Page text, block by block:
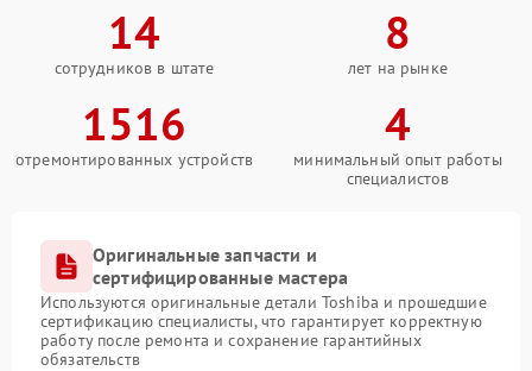
14
сотрудников в штате
8
лет на рынке
1516
отремонтированных устройств
4
минимальный опыт работы
специалистов
Оригинальные запчасти и
сертифицированные мастера
Используются оригинальные детали Toshiba и прошедшие
сертификацию специалисты, что гарантирует корректную
работу после ремонта и сохранение гарантийных
обязательств